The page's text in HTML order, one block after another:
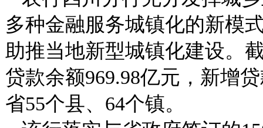
多种金融服务城镇化的新模
助推当地新型城镇化建设。
贷款余额969.98亿元，新增
省55个县、64个镇。